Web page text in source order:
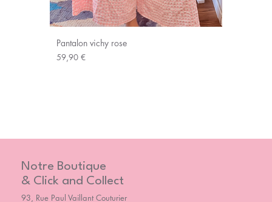
Pantalon vichy rose
Prix
59,90 €
Notre Boutique
& Click and Collect
93, Rue Paul Vaillant Couturier